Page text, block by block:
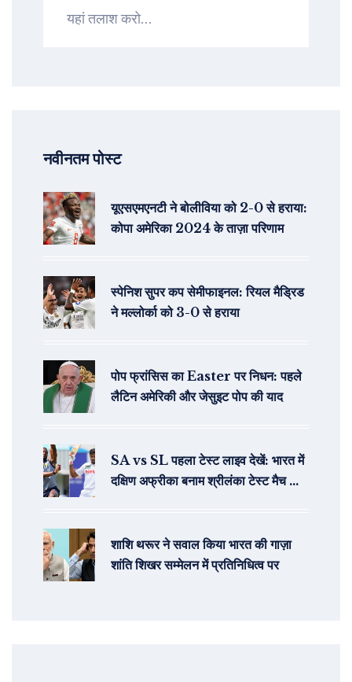
नवीनतम पोस्ट
यूएसएमएनटी ने बोलीविया को 2-0 से हराया:
कोपा अमेरिका 2024 के ताज़ा परिणाम
स्पेनिश सुपर कप सेमीफाइनल: रियल मैड्रिड
ने मल्लोर्का को 3-0 से हराया
पोप फ्रांसिस का Easter पर निधन: पहले
लैटिन अमेरिकी और जेसुइट पोप की याद
SA vs SL पहला टेस्ट लाइव देखें: भारत में
दक्षिण अफ्रीका बनाम श्रीलंका टेस्ट मैच की
शाशि थरूर ने सवाल किया भारत की गाज़ा
शांति शिखर सम्मेलन में प्रतिनिधित्व पर